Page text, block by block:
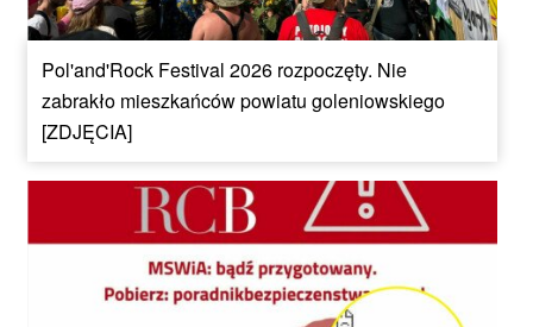
Pol'and'Rock Festival 2026 rozpoczęty. Nie
zabrakło mieszkańców powiatu goleniowskiego
[ZDJĘCIA]